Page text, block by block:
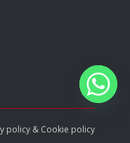
policy & Cookie policy